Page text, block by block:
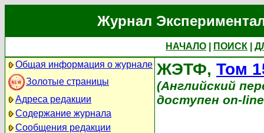
Журнал
НАЧАЛО ПОИСК
Общая информация о журнале
Золотые страницы
Адреса редакции
Содержание журнала
Сообщения редакции
ЖЭТФ, Том
(Английский
доступен on-